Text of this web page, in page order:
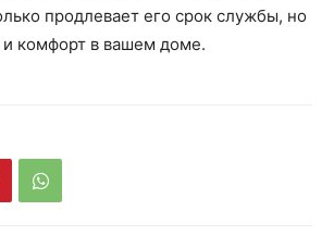
продлевает его срок службы, но
и комфорт в вашем доме.